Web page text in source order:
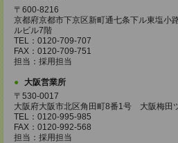
〒600-8216
京都府京都市下京区新町通七条下ル東塩
ルビル7階
TEL：0120-709-707
FAX：0120-709-751
担当：採用担当
大阪営業所
〒530-0017
大阪府大阪市北区角田町8番1号 大阪梅田
TEL：0120-995-985
FAX：0120-992-568
担当：採用担当